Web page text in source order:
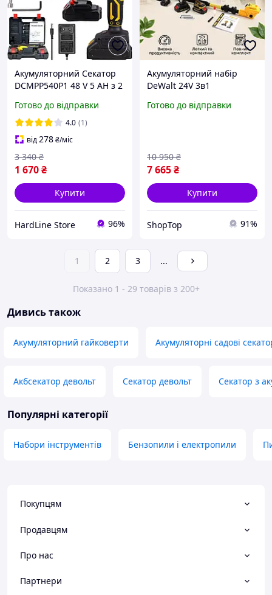
Акумуляторний Секатор
DCMPP540P1 48 V 5 AH з 2
обрізання гілок і дерев у
кейсі
Готово до відправки
4.0 (1)
від278₴/міс
1 670₴
3 340 ₴
Купити
HardLine Store 96%
Акумуляторний набір
DeWalt 24V 3в1
DCM155HN та
Готово до відправки
7 665₴
10 950 ₴
Купити
ShopTop 91%
1 2 3 ...
Показано 1 - 29 товарів з 200+
Дивись також
Акумуляторний гайковерти Акумуляторні садові
Акбсекатор девольт Секатор девольт Секатор з
Популярні категорії
Набори інструментів Бензопили і електропили
Покупцям
Продавцям
Про нас
Партнери